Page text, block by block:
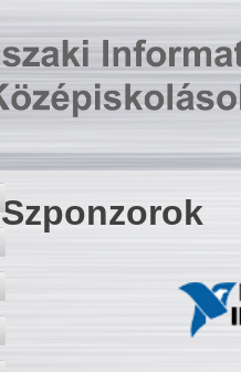
Szponzorok